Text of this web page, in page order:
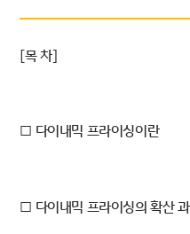
[목 차]
□ 다이내믹 프라이싱이란
□ 다이내믹 프라이싱의 확산